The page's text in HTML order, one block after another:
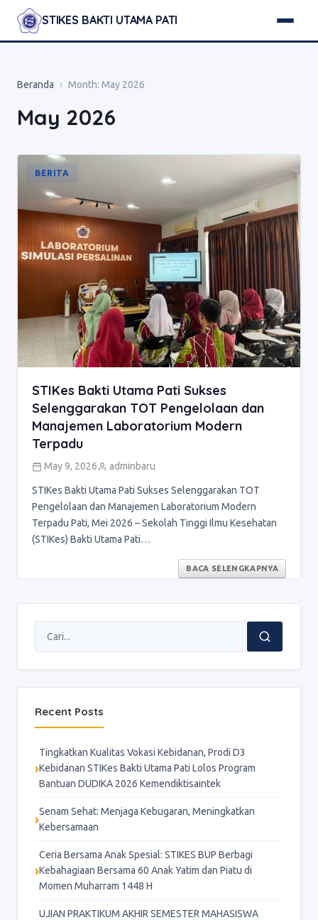
STIKES BAKTI UTAMA PATI
Beranda › Month: May 2026
May 2026
BERITA
STIKes Bakti Utama Pati Sukses
Selenggarakan TOT Pengelolaan dan
Manajemen Laboratorium Modern
Terpadu
May 9, 2026 adminbaru
STIKes Bakti Utama Pati Sukses Selenggarakan TOT
Pengelolaan dan Manajemen Laboratorium Modern
Terpadu Pati, Mei 2026 – Sekolah Tinggi Ilmu Kesehatan
(STIKes) Bakti Utama Pati…
BACA SELENGKAPNYA
Recent Posts
Tingkatkan Kualitas Vokasi Kebidanan, Prodi D3
Kebidanan STIKes Bakti Utama Pati Lolos Program
Bantuan DUDIKA 2026 Kemendiktisaintek
Senam Sehat: Menjaga Kebugaran, Meningkatkan
Kebersamaan
Ceria Bersama Anak Spesial: STIKES BUP Berbagi
Kebahagiaan Bersama 60 Anak Yatim dan Piatu di
Momen Muharram 1448 H
UJIAN PRAKTIKUM AKHIR SEMESTER MAHASISWA